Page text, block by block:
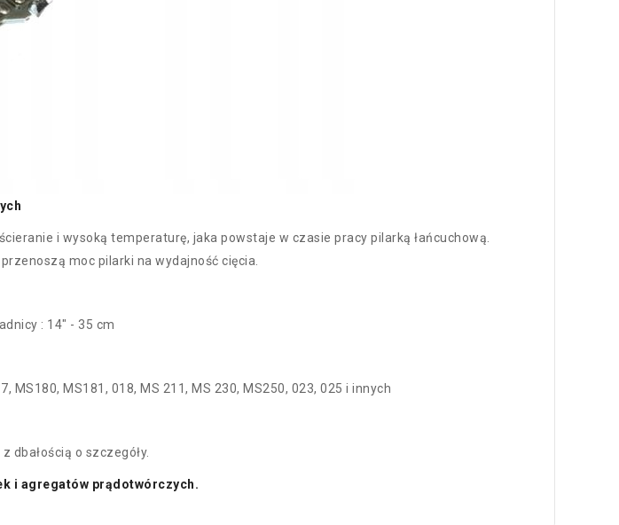
i wysoką temperaturę, jaka powstaje w czasie pracy pilarką łańcuchową.
moc pilarki na wydajność cięcia.
: 14" - 35 cm
MS180, MS181, 018, MS 211, MS 230, MS250, 023, 025 i innych
o szczegóły.
i agregatów prądotwórczych.